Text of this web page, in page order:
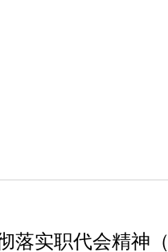
落实职代会精神（